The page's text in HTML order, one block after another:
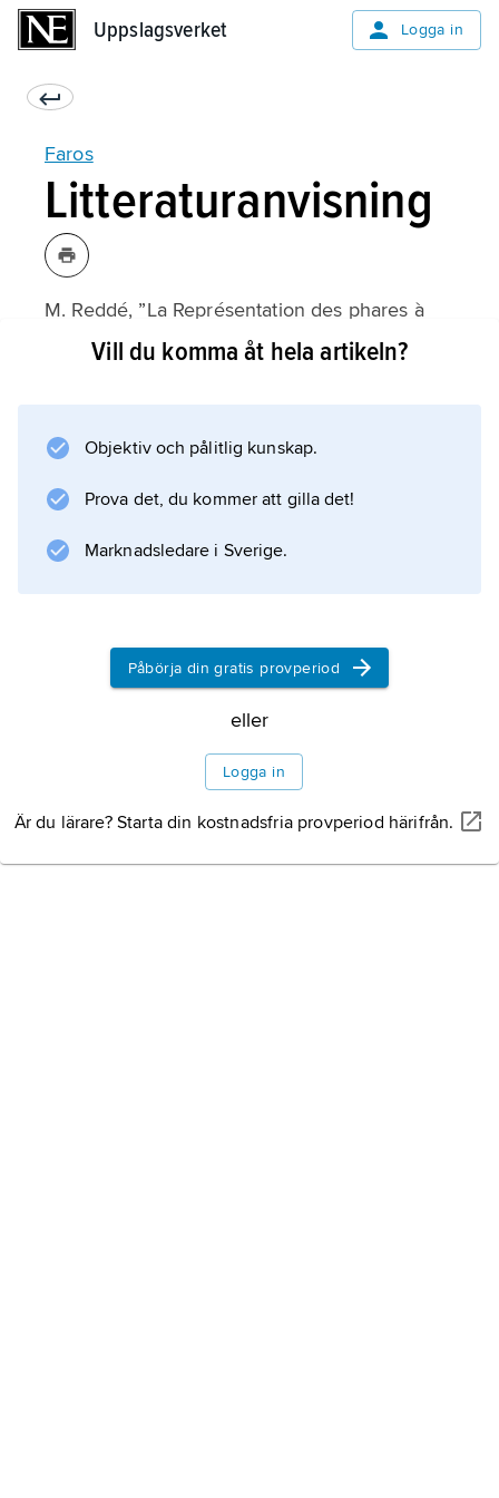
Uppslagsverket Logga in
Faros
Litteraturanvisning
M. Reddé, ”La Représentation des phares à
l’époque romaine”,
Information om artikeln
Vill du komma åt hela artikeln?
Objektiv och pålitlig kunskap.
Prova det, du kommer att gilla det!
Marknadsledare i Sverige.
Påbörja din gratis provperiod
eller
Logga in
Är du lärare? Starta din kostnadsfria provperiod härifrån.